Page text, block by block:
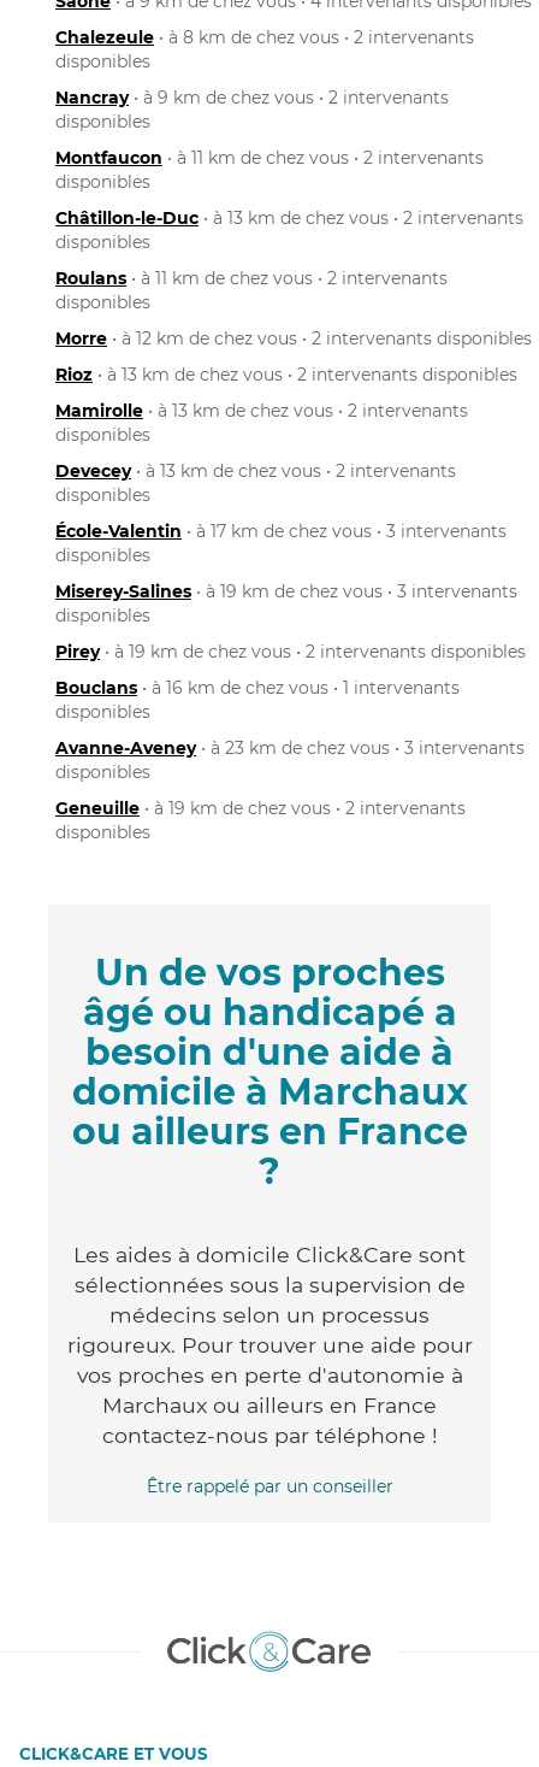
Chalezeule • à 8 km de chez vous • 2 intervenants
disponibles
Nancray• à 9 km de chez vous • 2 intervenants
disponibles
Montfaucon • à 11 km de chez vous • 2 intervenants
disponibles
Châtillon-le-Duc • à 13 km de chez vous • 2 intervenants
disponibles
Roulans • à 11 km de chez vous • 2 intervenants
disponibles
Morre • à 12 km de chez vous • 2 intervenants disponibles
Rioz • à 13 km de chez vous • 2 intervenants disponibles
Mamirolle • à 13 km de chez vous • 2 intervenants
disponibles
Devecey• à 13 km de chez vous • 2 intervenants
disponibles
École-Valentin • à 17 km de chez vous • 3 intervenants
disponibles
Miserey-Salines • à 19 km de chez vous • 3 intervenants
disponibles
Pirey• à 19 km de chez vous • 2 intervenants disponibles
Bouclans • à 16 km de chez vous • 1 intervenants
disponibles
Avanne-Aveney• à 23 km de chez vous • 3 intervenants
disponibles
Geneuille • à 19 km de chez vous • 2 intervenants
disponibles
Un de vos proches
âgé ou handicapé a
besoin d'une aide à
domicile à Marchaux
ou ailleurs en France
?
Les aides à domicile Click&Care sont
sélectionnées sous la supervision de
médecins selon un processus
rigoureux. Pour trouver une aide pour
vos proches en perte d'autonomie à
Marchaux ou ailleurs en France
contactez-nous par téléphone !
Être rappelé par un conseiller
CLICK&CARE ET VOUS